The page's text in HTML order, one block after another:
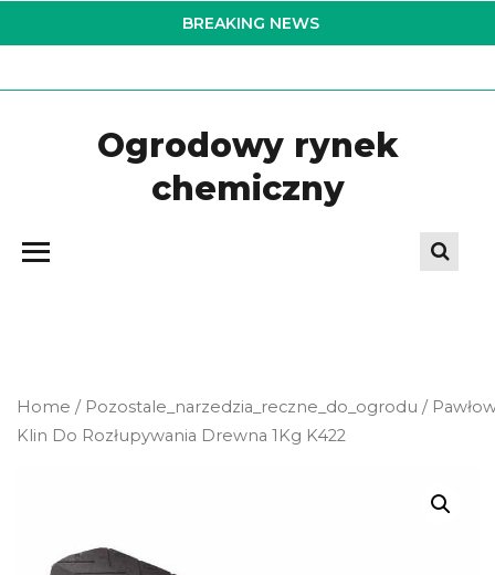
to
BREAKING NEWS
Ogrodowy rynek
chemiczny
Home / Pozostale_narzedzia_reczne_do_ogrodu /
Klin Do Rozłupywania Drewna 1Kg K422